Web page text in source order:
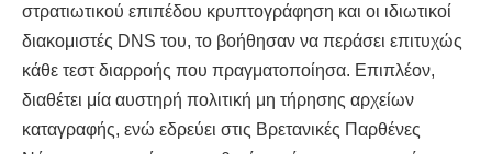
στρατιωτικού επιπέδου κρυπτογράφηση και οι ιδιωτικοί
διακομιστές DNS του, το βοήθησαν να περάσει επιτυχώς
κάθε τεστ διαρροής που πραγματοποίησα. Επιπλέον,
διαθέτει μία αυστηρή πολιτική μη τήρησης αρχείων
καταγραφής, ενώ εδρεύει στις Βρετανικές Παρθένες